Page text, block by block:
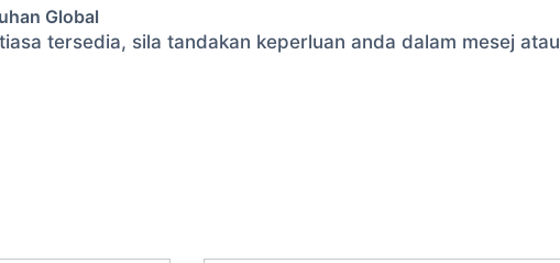
Global
tersedia, sila tandakan keperluan anda dalam mesej atau